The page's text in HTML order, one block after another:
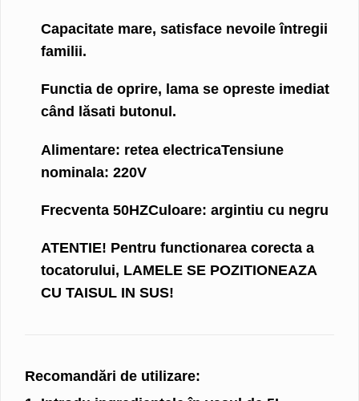
Capacitate mare, satisface nevoile întregii
familii.
Functia de oprire, lama se opreste imediat
când lăsati butonul.
Alimentare: retea electricaTensiune
nominala: 220V
Frecventa 50HZCuloare: argintiu cu negru
ATENTIE! Pentru functionarea corecta a
tocatorului, LAMELE SE POZITIONEAZA
CU TAISUL IN SUS!
Recomandări de utilizare: